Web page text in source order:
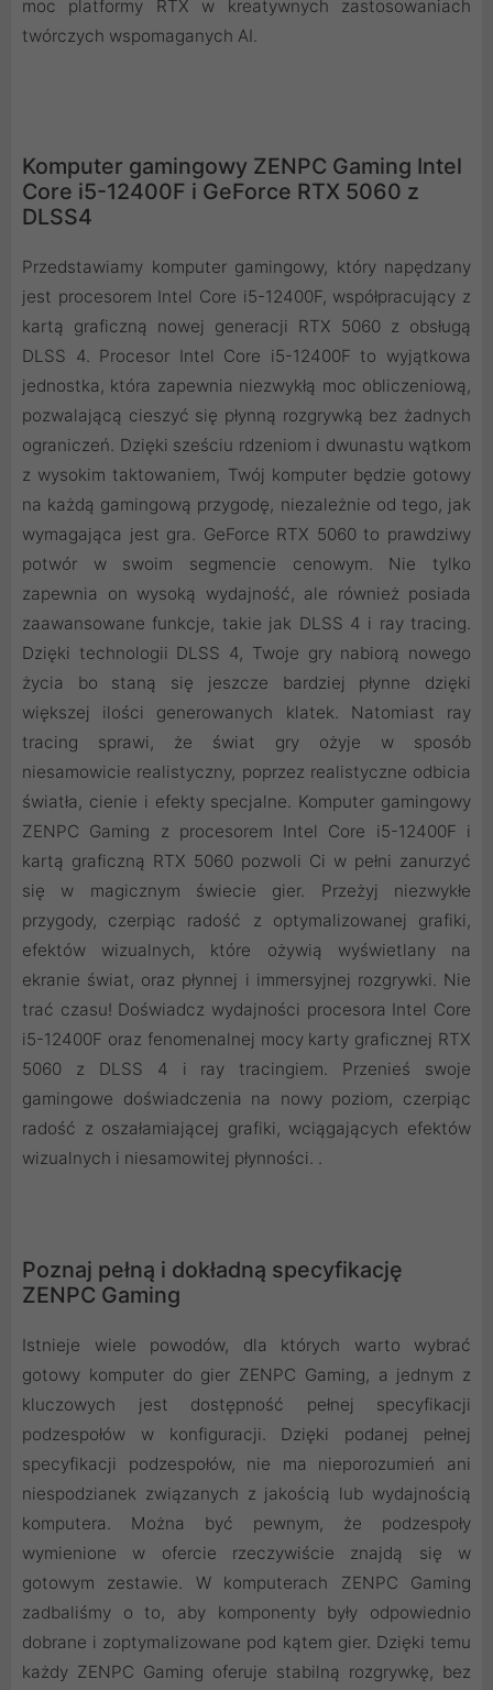
moc platformy RTX w kreatywnych zastosowaniach
twórczych wspomaganych AI.
Komputer gamingowy ZENPC Gaming Intel
Core i5-12400F i GeForce RTX 5060 z
DLSS4
Przedstawiamy komputer gamingowy, który napędzany
jest procesorem Intel Core i5-12400F, współpracujący z
kartą graficzną nowej generacji RTX 5060 z obsługą
DLSS 4. Procesor Intel Core i5-12400F to wyjątkowa
jednostka, która zapewnia niezwykłą moc obliczeniową,
pozwalającą cieszyć się płynną rozgrywką bez żadnych
ograniczeń. Dzięki sześciu rdzeniom i dwunastu wątkom
z wysokim taktowaniem, Twój komputer będzie gotowy
na każdą gamingową przygodę, niezależnie od tego, jak
wymagająca jest gra. GeForce RTX 5060 to prawdziwy
potwór w swoim segmencie cenowym. Nie tylko
zapewnia on wysoką wydajność, ale również posiada
zaawansowane funkcje, takie jak DLSS 4 i ray tracing.
Dzięki technologii DLSS 4, Twoje gry nabiorą nowego
życia bo staną się jeszcze bardziej płynne dzięki
większej ilości generowanych klatek. Natomiast ray
tracing sprawi, że świat gry ożyje w sposób
niesamowicie realistyczny, poprzez realistyczne odbicia
światła, cienie i efekty specjalne. Komputer gamingowy
ZENPC Gaming z procesorem Intel Core i5-12400F i
kartą graficzną RTX 5060 pozwoli Ci w pełni zanurzyć
się w magicznym świecie gier. Przeżyj niezwykłe
przygody, czerpiąc radość z optymalizowanej grafiki,
efektów wizualnych, które ożywią wyświetlany na
ekranie świat, oraz płynnej i immersyjnej rozgrywki. Nie
trać czasu! Doświadcz wydajności procesora Intel Core
i5-12400F oraz fenomenalnej mocy karty graficznej RTX
5060 z DLSS 4 i ray tracingiem. Przenieś swoje
gamingowe doświadczenia na nowy poziom, czerpiąc
radość z oszałamiającej grafiki, wciągających efektów
wizualnych i niesamowitej płynności. .
Poznaj pełną i dokładną specyfikację
ZENPC Gaming
Istnieje wiele powodów, dla których warto wybrać
gotowy komputer do gier ZENPC Gaming, a jednym z
kluczowych jest dostępność pełnej specyfikacji
podzespołów w konfiguracji. Dzięki podanej pełnej
specyfikacji podzespołów, nie ma nieporozumień ani
niespodzianek związanych z jakością lub wydajnością
komputera. Można być pewnym, że podzespoły
wymienione w ofercie rzeczywiście znajdą się w
gotowym zestawie. W komputerach ZENPC Gaming
zadbaliśmy o to, aby komponenty były odpowiednio
dobrane i zoptymalizowane pod kątem gier. Dzięki temu
każdy ZENPC Gaming oferuje stabilną rozgrywkę, bez